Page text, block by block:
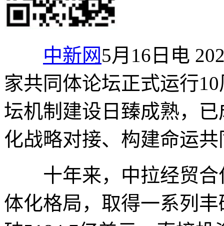
中新网5月16日电
家共同体论坛正式运行
坛机制建设日臻成熟，
化战略对接、构建命运
十年来，中拉经贸合
体化格局，取得一系列